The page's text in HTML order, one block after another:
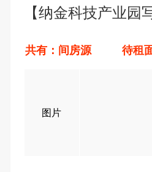
【纳金科技产业
共有：间房源 待租面
图片